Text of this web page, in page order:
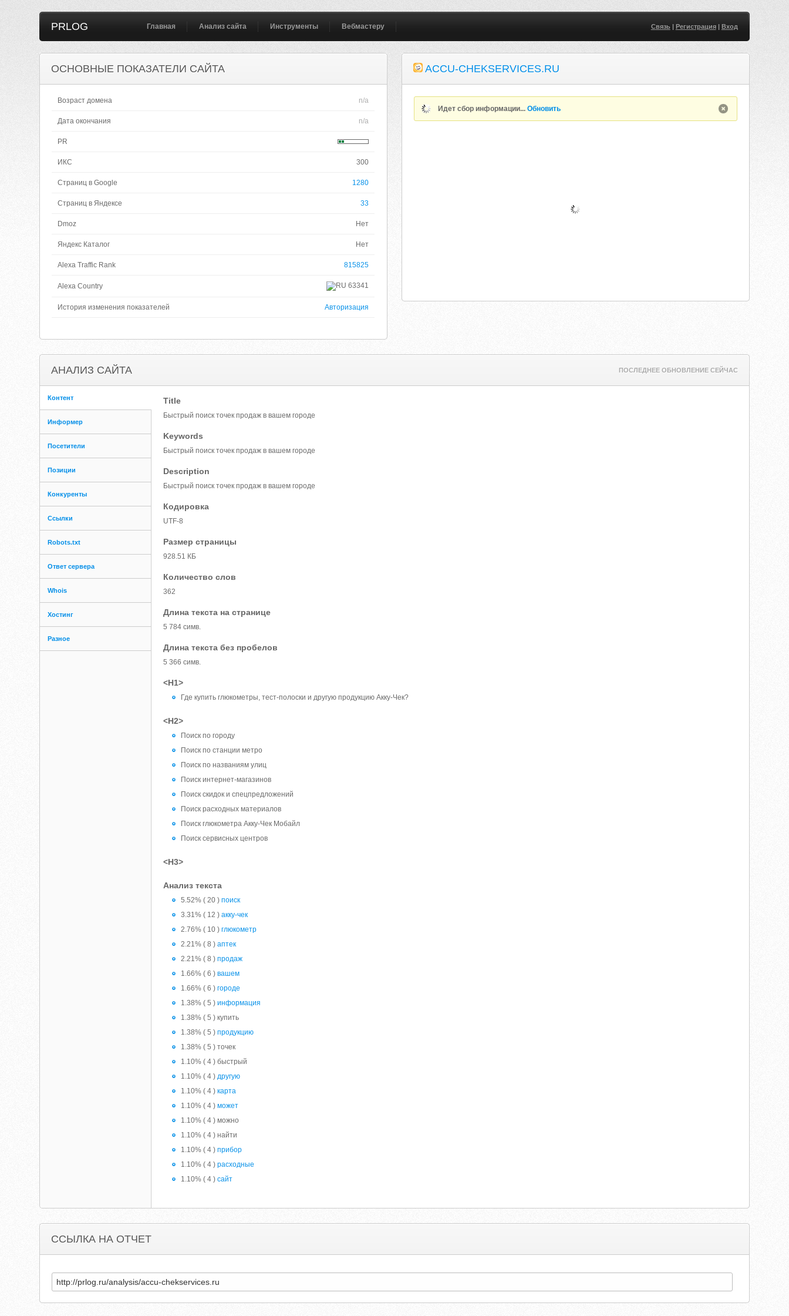
PRLOG Главная Анализ сайта Инструменты Вебмастеру Связь| Регистрация| Вход
ОСНОВНЫЕ ПОКАЗАТЕЛИ САЙТА
Возраст домена n/a
Дата окончания n/a
PR
ИКС 300
Страниц в Google 1280
Страниц в Яндексе 33
Dmoz Нет
Яндекс Каталог Нет
Alexa Traffic Rank 815825
Alexa Country 63341
История изменения показателей Авторизация
ACCU-CHEKSERVICES.RU
Идет сбор информации...Обновить
АНАЛИЗ САЙТА ПОСЛЕДНЕЕ ОБНОВЛЕНИЕ СЕЙЧАС
Контент
Информер
Посетители
Позиции
Конкуренты
Ссылки
Robots.txt
Ответ сервера
Whois
Хостинг
Разное
Title
Быстрый поиск точек продаж в вашем городе
Keywords
Быстрый поиск точек продаж в вашем городе
Description
Быстрый поиск точек продаж в вашем городе
Кодировка
UTF-8
Размер страницы
928.51 КБ
Количество слов
362
Длина текста на странице
5 784 симв.
Длина текста без пробелов
5 366 симв.
<H1>
Где купить глюкометры, тест-полоски и другую продукцию Акку-Чек?
<H2>
Поиск по городу
Поиск по станции метро
Поиск по названиям улиц
Поиск интернет-магазинов
Поиск скидок и спецпредложений
Поиск расходных материалов
Поиск глюкометра Акку-Чек Мобайл
Поиск сервисных центров
<H3>
Анализ текста
5.52% ( 20 )поиск
3.31% ( 12 )акку-чек
2.76% ( 10 )глюкометр
2.21% ( 8 )аптек
2.21% ( 8 )продаж
1.66% ( 6 )вашем
1.66% ( 6 )городе
1.38% ( 5 )информация
1.38% ( 5 ) купить
1.38% ( 5 )продукцию
1.38% ( 5 ) точек
1.10% ( 4 ) быстрый
1.10% ( 4 )другую
1.10% ( 4 )карта
1.10% ( 4 )может
1.10% ( 4 ) можно
1.10% ( 4 ) найти
1.10% ( 4 )прибор
1.10% ( 4 )расходные
1.10% ( 4 )сайт
ССЫЛКА НА ОТЧЕТ